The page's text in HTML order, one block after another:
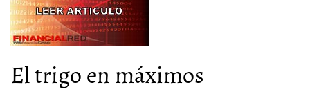
El trigo en máximos